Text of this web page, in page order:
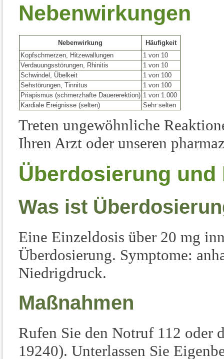
Nebenwirkungen
Nebenwirkung
Häufigkeit
Kopfschmerzen, Hitzewallungen
1 von 10
Verdauungsstörungen, Rhinitis
1 von 10
Schwindel, Übelkeit
1 von 100
Sehstörungen, Tinnitus
1 von 100
Priapismus (schmerzhafte Dauererektion) 1 von 1.000
Kardiale Ereignisse (selten)
Sehr selten
Treten ungewöhnliche
Ihren Arzt oder unseren
Überdosierung und
Was ist
Eine Einzeldosis über 20 mg
Überdosierung. Symptome:
Niedrigdruck.
Maßnahmen
Rufen Sie den Notruf 112 oder
19240). Unterlassen Sie